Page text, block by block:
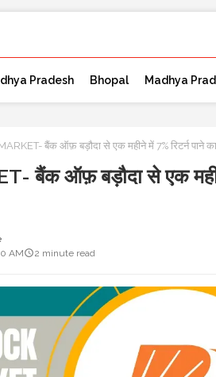
Pradesh Bhopal Madhya
बैंक ऑफ़ बड़ौदा से एक महीने में 7% रिटर्न पाने
बैंक ऑफ़ बड़ौदा से एक महीने
AM
2 minute read